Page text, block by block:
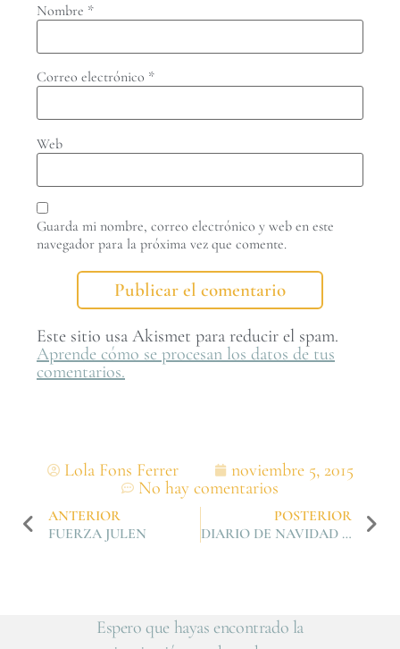
Nombre *
Correo electrónico *
Web
Guarda mi nombre, correo electrónico y web en este
navegador para la próxima vez que comente.
Este sitio usa Akismet para reducir el spam.
Aprende cómo se procesan los datos de tus
comentarios.
Lola Fons Ferrer
noviembre 5, 2015
No hay comentarios
ANTERIOR
FUERZA JULEN
POSTERIOR
DIARIO DE NAVIDAD 2015. MOOD BOARD
Espero que hayas encontrado la